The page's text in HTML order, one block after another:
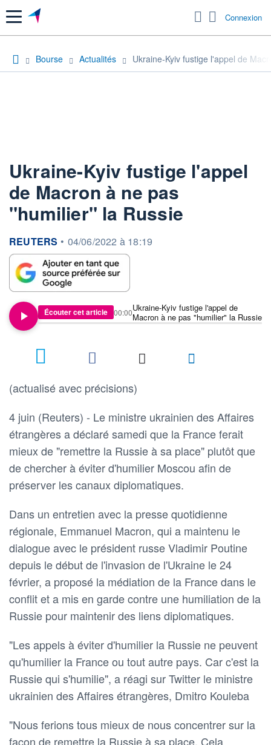
Menu Connexion
Bourse Actualités Ukraine-Kyiv fustige l'appel de
Ukraine-Kyiv fustige l'appel
de Macron à ne pas
"humilier" la Russie
information fournie par
REUTERS • 04/06/2022 à 18:19
Écouter cet article
Ukraine-Kyiv fustige l'appel de
Macron à ne pas "humilier" la Russie
00:00
(actualisé avec précisions)
4 juin (Reuters) - Le ministre ukrainien des Affaires
étrangères a déclaré samedi que la France ferait
mieux de "remettre la Russie à sa place" plutôt que
de chercher à éviter d'humilier Moscou afin de
préserver les canaux diplomatiques.
Dans un entretien avec la presse quotidienne
régionale, Emmanuel Macron, qui a maintenu le
dialogue avec le président russe Vladimir Poutine
depuis le début de l'invasion de l'Ukraine le 24
février, a proposé la médiation de la France dans le
conflit et a mis en garde contre une humiliation de la
Russie pour maintenir des liens diplomatiques.
"Les appels à éviter d'humilier la Russie ne peuvent
qu'humilier la France ou tout autre pays. Car c'est la
Russie qui s'humilie", a réagi sur Twitter le ministre
ukrainien des Affaires étrangères, Dmitro Kouleba
"Nous ferions tous mieux de nous concentrer sur la
façon de remettre la Russie à sa place. Cela